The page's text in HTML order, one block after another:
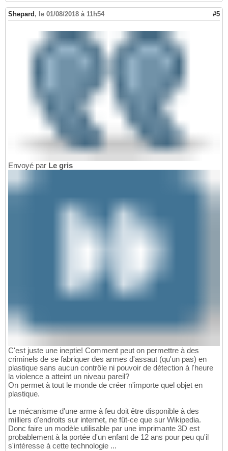
Shepard , le 01/08/2018 à 11h54 #5
Envoyé par Le gris
C'est juste une ineptie! Comment peut on permettre à des
criminels de se fabriquer des armes d'assaut (qu'un pas) en
plastique sans aucun contrôle ni pouvoir de détection à l'heure
la violence a atteint un niveau pareil?
On permet à tout le monde de créer n'importe quel objet en
plastique.
Le mécanisme d'une arme à feu doit être disponible à des
milliers d'endroits sur internet, ne fût-ce que sur Wikipedia.
Donc faire un modèle utilisable par une imprimante 3D est
probablement à la portée d'un enfant de 12 ans pour peu qu'il
s'intéresse à cette technologie ...